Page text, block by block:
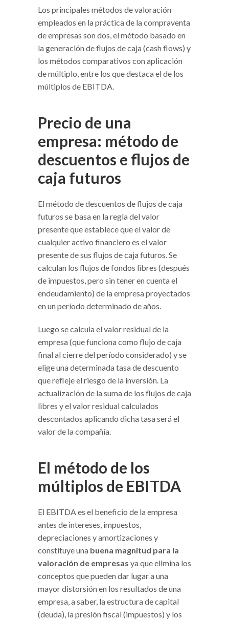
Los principales métodos de valoración
empleados en la práctica de la compraventa
de empresas son dos, el método basado en
la generación de flujos de caja (cash flows) y
los métodos comparativos con aplicación
de múltiplo, entre los que destaca el de los
múltiplos de EBITDA.
Precio de una
empresa: método de
descuentos e flujos de
caja futuros
El método de descuentos de flujos de caja
futuros se basa en la regla del valor
presente que establece que el valor de
cualquier activo financiero es el valor
presente de sus flujos de caja futuros. Se
calculan los flujos de fondos libres (después
de impuestos, pero sin tener en cuenta el
endeudamiento) de la empresa proyectados
en un período determinado de años.
Luego se calcula el valor residual de la
empresa (que funciona como flujo de caja
final al cierre del período considerado) y se
elige una determinada tasa de descuento
que refleje el riesgo de la inversión. La
actualización de la suma de los flujos de caja
libres y el valor residual calculados
descontados aplicando dicha tasa será el
valor de la compañía.
El método de los
múltiplos de EBITDA
El EBITDA es el beneficio de la empresa
antes de intereses, impuestos,
depreciaciones y amortizaciones y
constituye una buena magnitud para la
valoración de empresas ya que elimina los
conceptos que pueden dar lugar a una
mayor distorsión en los resultados de una
empresa, a saber, la estructura de capital
(deuda), la presión fiscal (impuestos) y los